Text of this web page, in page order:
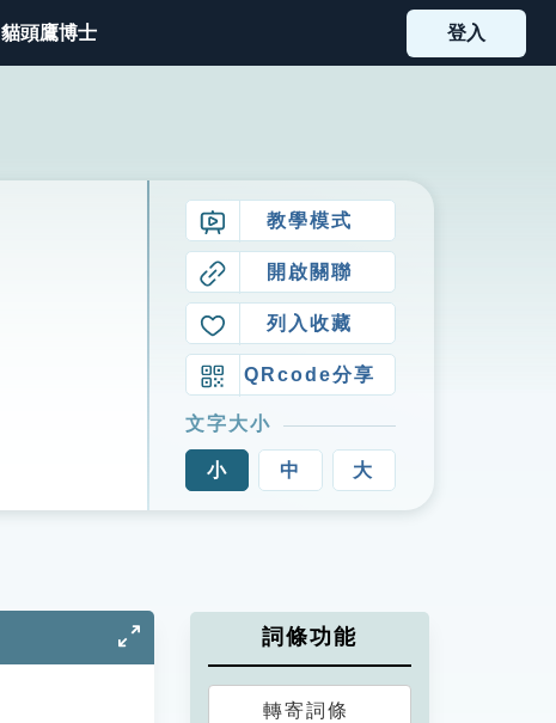
貓頭鷹博士 登入
教學模式
開啟關聯
列入收藏
QRcode分享
文字大小
小 中 大
詞條功能
轉寄詞條